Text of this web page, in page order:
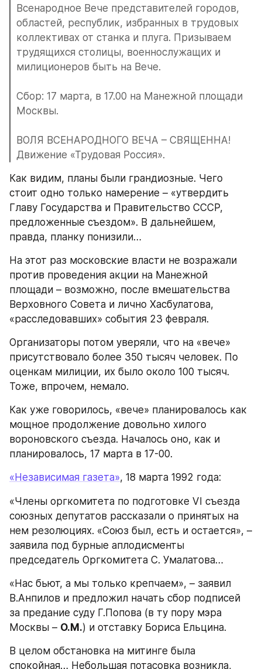
Всенародное Вече представителей городов,
областей, республик, избранных в трудовых
коллективах от станка и плуга. Призываем
трудящихся столицы, военнослужащих и
милиционеров быть на Вече.
Сбор: 17 марта, в 17.00 на Манежной площади
Москвы.
ВОЛЯ ВСЕНАРОДНОГО ВЕЧА – СВЯЩЕННА!
Движение «Трудовая Россия».
Как видим, планы были грандиозные. Чего
стоит одно только намерение – «утвердить
Главу Государства и Правительство СССР,
предложенные съездом». В дальнейшем,
правда, планку понизили…
На этот раз московские власти не возражали
против проведения акции на Манежной
площади – возможно, после вмешательства
Верховного Совета и лично Хасбулатова,
«расследовавших» события 23 февраля.
Организаторы потом уверяли, что на «вече»
присутствовало более 350 тысяч человек. По
оценкам милиции, их было около 100 тысяч.
Тоже, впрочем, немало.
Как уже говорилось, «вече» планировалось как
мощное продолжение довольно хилого
вороновского съезда. Началось оно, как и
планировалось, 17 марта в 17-00.
«Независимая газета», 18 марта 1992 года:
«Члены оргкомитета по подготовке VI съезда
союзных депутатов рассказали о принятых на
нем резолюциях. «Союз был, есть и остается», –
заявила под бурные аплодисменты
председатель Оргкомитета С. Умалатова…
«Нас бьют, а мы только крепчаем», – заявил
В.Анпилов и предложил начать сбор подписей
за предание суду Г.Попова (в ту пору мэра
Москвы – О.М.) и отставку Бориса Ельцина.
В целом обстановка на митинге была
спокойная… Небольшая потасовка возникла,